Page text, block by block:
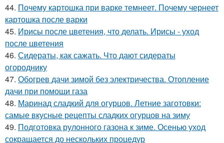
44. Почему картошка при варке темнеет. Почему чернеет
картошка после варки
45. Ирисы после цветения, что делать. Ирисы - уход
после цветения
46. Сидераты, как сажать. Что дают сидераты
огороднику
47. Обогрев дачи зимой без электричества. Отопление
дачи при помощи газа
48. Маринад сладкий для огурцов. Летние заготовки:
самые вкусные рецепты сладких огурцов на зиму
49. Подготовка рулонного газона к зиме. Осенью уход
сокращается до нескольких процедур